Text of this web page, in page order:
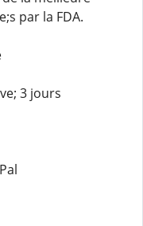
par la FDA.
3 jours